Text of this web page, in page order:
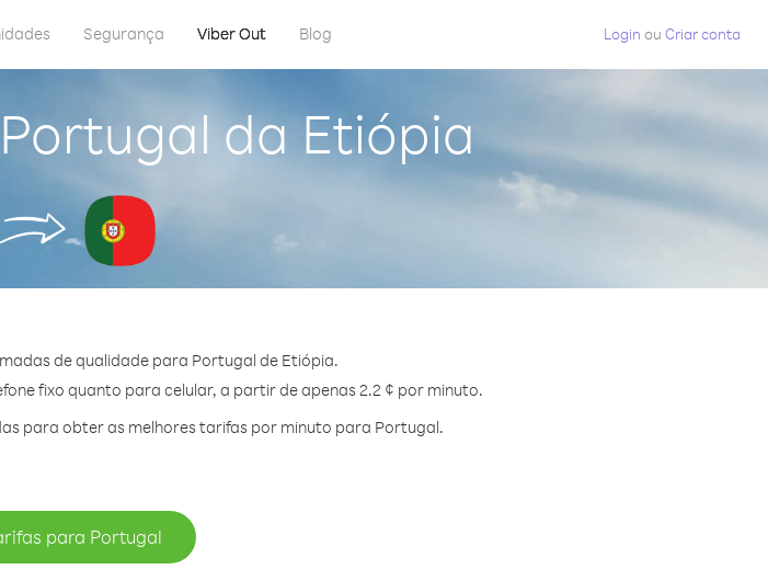
Segurança Viber Out Blog Login ou Criar conta
da Etiópia
de qualidade para Portugal de Etiópia.
fixo quanto para celular, a partir de apenas 2.2 ¢ por minuto.
para obter as melhores tarifas por minuto para Portugal.
para Portugal